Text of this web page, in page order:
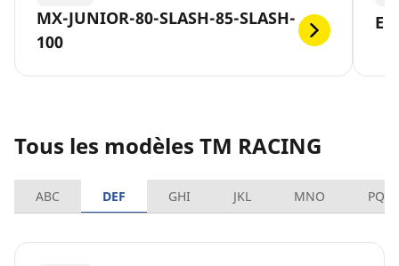
MX-JUNIOR-80-SLASH-85-SLASH-
100
Tous les modèles TM RACING
ABC DEF GHI JKL MNO PQRS